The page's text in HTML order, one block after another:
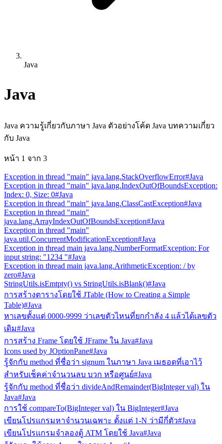
Java
Java
Java ความรู้เกี่ยวกับภาษา Java ตัวอย่างโค้ด Java บทความเกี่ยว
กับ Java
หน้า 1 จาก 3
Exception in thread "main" java.lang.StackOverflowError#Java
Exception in thread "main" java.lang.IndexOutOfBoundsException:
Index: 0, Size: 0#Java
Exception in thread "main" java.lang.ClassCastException#Java
Exception in thread "main"
java.lang.ArrayIndexOutOfBoundsException#Java
Exception in thread "main"
java.util.ConcurrentModificationException#Java
Exception in thread main java.lang.NumberFormatException: For
input string: "1234 "#Java
Exception in thread main java.lang.ArithmeticException: / by
zero#Java
StringUtils.isEmtpty() vs StringUtils.isBlank()#Java
การสร้างตารางโดยใช้ JTable (How to Creating a Simple
Table)#Java
หาเลขตั้งแต่ 0000-9999 ว่าเลขตัวไหนที่ยกกำลัง 4 แล้วได้เลขตัว
เดิม#Java
การสร้าง Frame โดยใช้ JFrame ใน Java#Java
Icons used by JOptionPane#Java
รู้จักกับ method ที่ชื่อว่า signum ในภาษา Java เมธอดที่เอาไว้
สำหรับเช็คค่าจำนวนลบ บวก หรือศูนย์#Java
รู้จักกับ method ที่ชื่อว่า divideAndRemainder(BigInteger val) ใน
Java#Java
การใช้ compareTo(BigInteger val) ใน BigInteger#Java
เขียนโปรแกรมหาจำนวนเฉพาะ ตั้งแต่ 1-N ว่ามีกี่ตัว#Java
เขียนโปรแกรมจำลองตู้ ATM โดยใช้ Java#Java